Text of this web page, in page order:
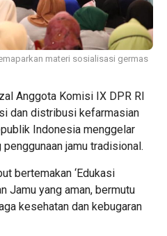
materi sosialisasi germas
Anggota Komisi IX DPR RI
dan distribusi kefarmasian
Indonesia menggelar
jamu tradisional.
bertemakan ‘Edukasi
Jamu yang aman, bermutu
kesehatan dan kebugaran